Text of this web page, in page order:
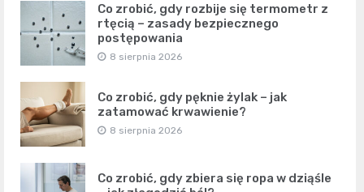
Co zrobić, gdy rozbije się termometr z
rtęcią – zasady bezpiecznego
postępowania
8 sierpnia 2026
Co zrobić, gdy pęknie żylak – jak
zatamować krwawienie?
8 sierpnia 2026
Co zrobić, gdy zbiera się ropa w dziąśle